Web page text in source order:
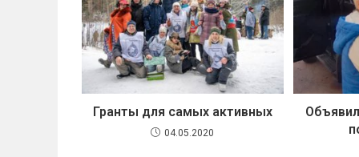
Гранты для самых активных
04.05.2020